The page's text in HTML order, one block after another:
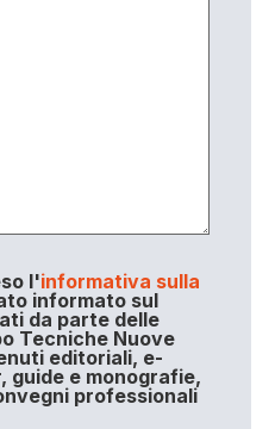
l'informativa sulla
informato sul
da parte delle
Tecniche Nuove
editoriali, e-
guide e monografie,
professionali